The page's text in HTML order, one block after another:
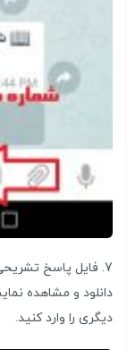
7. فایل پاسخ
دانلود و مشاهده
دیگری را وارد کنید.